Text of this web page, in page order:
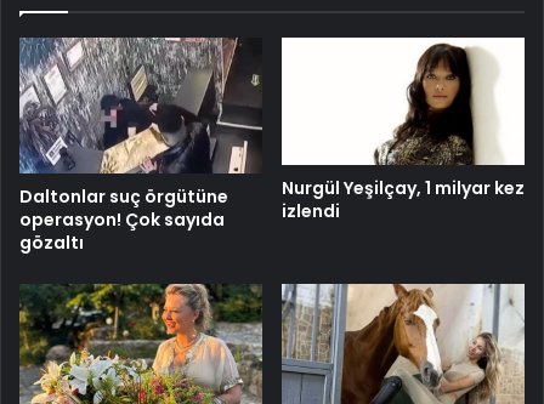
Daltonlar suç örgütüne
operasyon! Çok sayıda
gözaltı
Nurgül Yeşilçay, 1 milyar kez
izlendi